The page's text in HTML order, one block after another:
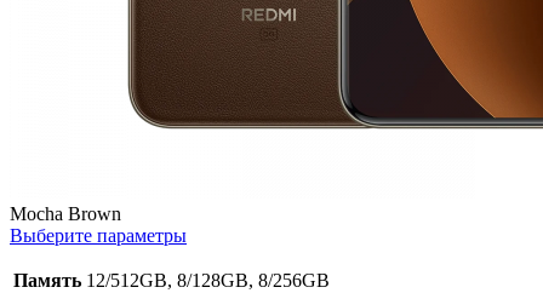
Mocha Brown
Выберите параметры
Память 12/512GB, 8/128GB, 8/256GB